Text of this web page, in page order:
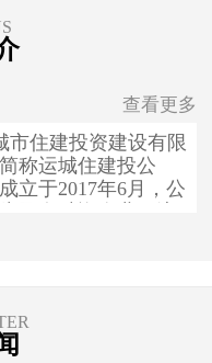
市住建投资建设有限
称运城住建投公
立于2017年6月，公
目融资实施平台，
安居工程和城市基
查看更多